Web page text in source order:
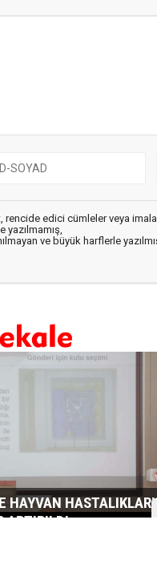
rencide edici cümleler veya
yazılmamış,
ve büyük harflerle